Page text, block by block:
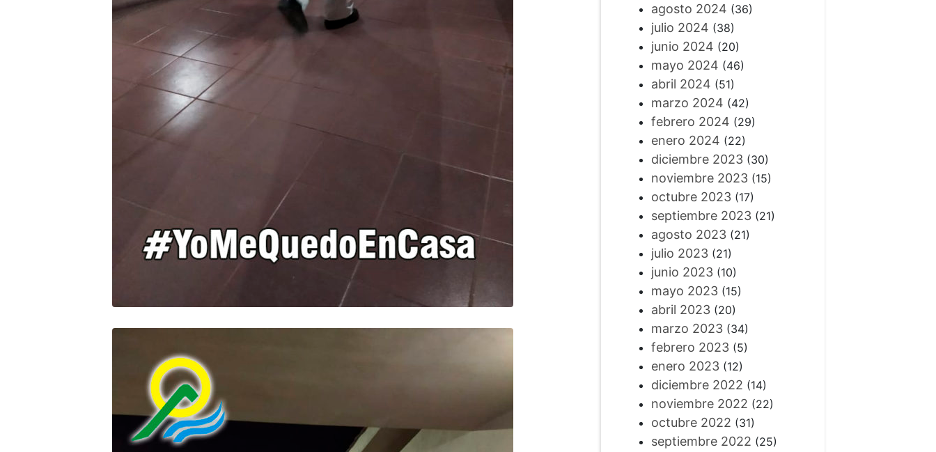
agosto 2024 (36)
julio 2024 (38)
junio 2024 (20)
mayo 2024 (46)
abril 2024 (51)
marzo 2024 (42)
febrero 2024 (29)
enero 2024 (22)
diciembre 2023(30)
noviembre 2023(15)
octubre 2023(17)
septiembre 2023(21)
agosto 2023(21)
julio 2023(21)
junio 2023(10)
mayo 2023(15)
abril 2023(20)
marzo 2023(34)
febrero 2023(5)
enero 2023(12)
diciembre 2022 (14)
noviembre 2022 (22)
octubre 2022 (31)
septiembre 2022 (25)